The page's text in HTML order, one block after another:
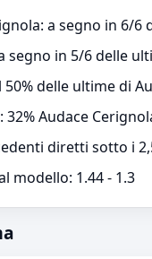
a segno in 6/
segno in 5/6 delle
50% delle ultime di
32% Audace
diretti sotto i
modello: 1.44 - 1.3